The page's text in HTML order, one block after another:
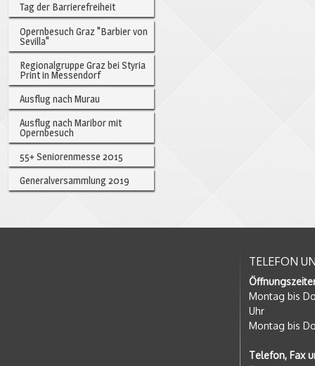
Tag der Barrierefreiheit
Opernbesuch Graz "Barbier von
Sevilla"
Regionalgruppe Graz bei Styria
Print in Messendorf
Ausflug nach Murau
Ausflug nach Maribor mit
Opernbesuch
55+ Seniorenmesse 2015
Generalversammlung 2019
TELEFON
Montag bis
Uhr
Montag bis
Telefon, Fax